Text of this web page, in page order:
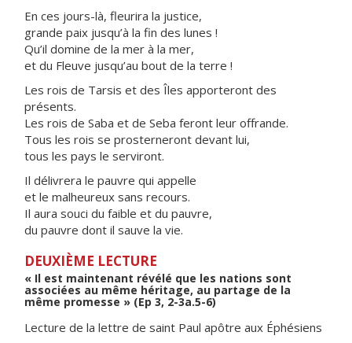
En ces jours-là, fleurira la justice,
grande paix jusqu’à la fin des lunes !
Qu’il domine de la mer à la mer,
et du Fleuve jusqu’au bout de la terre !
Les rois de Tarsis et des Îles apporteront des
présents.
Les rois de Saba et de Seba feront leur offrande.
Tous les rois se prosterneront devant lui,
tous les pays le serviront.
Il délivrera le pauvre qui appelle
et le malheureux sans recours.
Il aura souci du faible et du pauvre,
du pauvre dont il sauve la vie.
DEUXIÈME LECTURE
« Il est maintenant révélé que les nations sont
associées au même héritage, au partage de la
même promesse » (Ep 3, 2-3a.5-6)
Lecture de la lettre de saint Paul apôtre aux Éphésiens